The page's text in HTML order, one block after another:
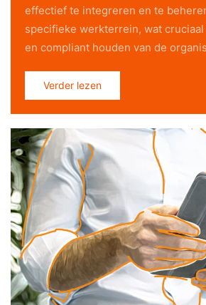
effectief te integreren en te
specifieke werkterrein, wat
en compliant houden van de
Verder lezen